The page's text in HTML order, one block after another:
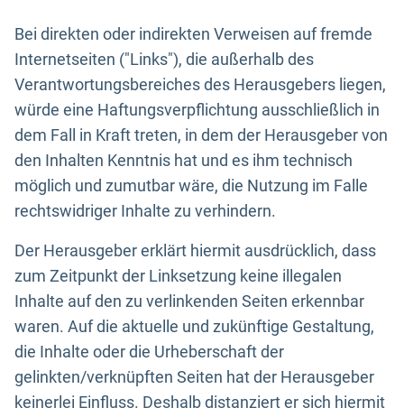
Bei direkten oder indirekten Verweisen auf fremde
Internetseiten ("Links"), die außerhalb des
Verantwortungsbereiches des Herausgebers liegen,
würde eine Haftungsverpflichtung ausschließlich in
dem Fall in Kraft treten, in dem der Herausgeber von
den Inhalten Kenntnis hat und es ihm technisch
möglich und zumutbar wäre, die Nutzung im Falle
rechtswidriger Inhalte zu verhindern.
Der Herausgeber erklärt hiermit ausdrücklich, dass
zum Zeitpunkt der Linksetzung keine illegalen
Inhalte auf den zu verlinkenden Seiten erkennbar
waren. Auf die aktuelle und zukünftige Gestaltung,
die Inhalte oder die Urheberschaft der
gelinkten/verknüpften Seiten hat der Herausgeber
keinerlei Einfluss. Deshalb distanziert er sich hiermit